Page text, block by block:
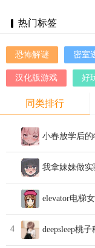
热门标签
恐怖解谜 密室
汉化版游戏 好
同类排行
小春放学后
我拿妹妹做
elevator电梯
4 deepsleep桃子